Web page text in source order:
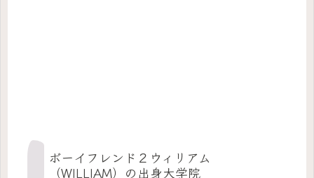
ボーイフレンド２ウィリアム
（WILLIAM）の出身大学院